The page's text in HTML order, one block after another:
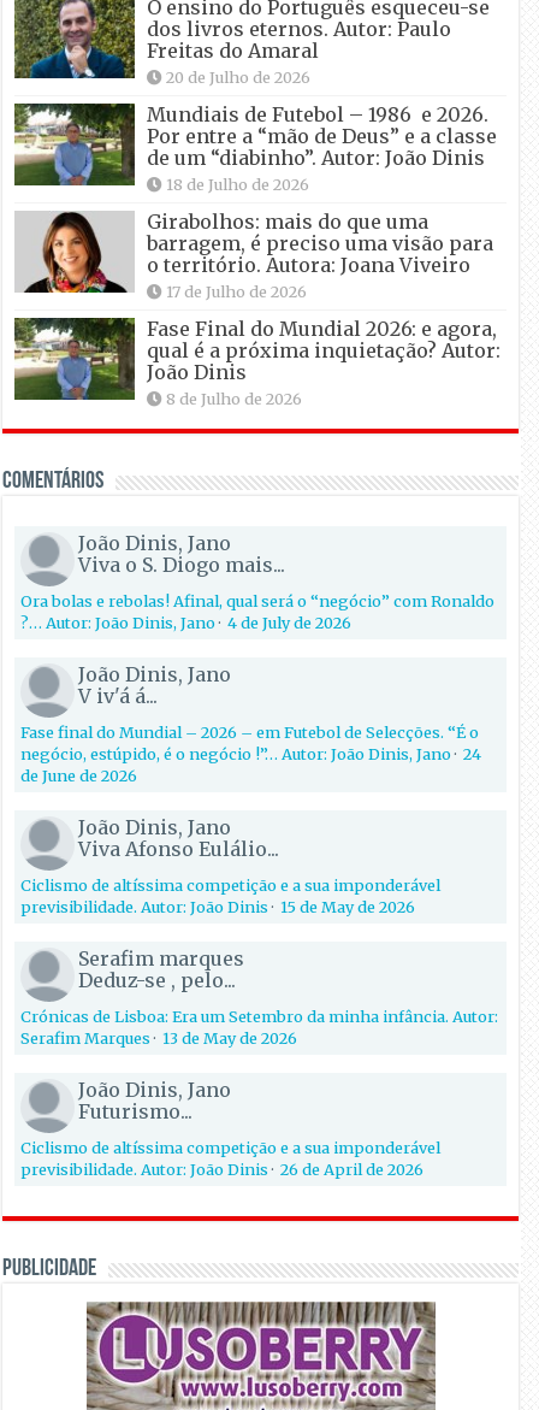
O ensino do Português esqueceu-se
dos livros eternos. Autor: Paulo
Freitas do Amaral
20 de Julho de 2026
Mundiais de Futebol – 1986 e 2026.
Por entre a “mão de Deus” e a classe
de um “diabinho”. Autor: João Dinis
18 de Julho de 2026
Girabolhos: mais do que uma
barragem, é preciso uma visão para
o território. Autora: Joana Viveiro
17 de Julho de 2026
Fase Final do Mundial 2026: e agora,
qual é a próxima inquietação? Autor:
João Dinis
8 de Julho de 2026
Comentários
João Dinis, Jano
Viva o S. Diogo mais...
Ora bolas e rebolas! Afinal, qual será o “negócio” com Ronaldo
?… Autor: João Dinis, Jano·4 de July de 2026
João Dinis, Jano
V iv'á á...
Fase final do Mundial – 2026 – em Futebol de Selecções. “É o
negócio, estúpido, é o negócio !”… Autor: João Dinis, Jano·24
de June de 2026
João Dinis, Jano
Viva Afonso Eulálio...
Ciclismo de altíssima competição e a sua imponderável
previsibilidade. Autor: João Dinis·15 de May de 2026
Serafim marques
Deduz-se , pelo...
Crónicas de Lisboa: Era um Setembro da minha infância. Autor:
Serafim Marques·13 de May de 2026
João Dinis, Jano
Futurismo...
Ciclismo de altíssima competição e a sua imponderável
previsibilidade. Autor: João Dinis·26 de April de 2026
PUBLICIDADE